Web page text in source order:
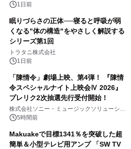
1日前
眠りづらさの正体──寝ると呼吸が弱
くなる"体の構造"をやさしく解説する
シリーズ第1回
トラタニ株式会社
1日前
「陳情令」劇場上映、第4弾！ 『陳情
令スペシャルナイト上映会Ⅳ 2026』
プレリク2次抽選先行受付開始！
株式会社ソニー・ミュージックソリューショ
ンズ5時間前
Makuakeで目標1341％を突破した超
簡単＆小型テレビ用アンプ 「SW TV